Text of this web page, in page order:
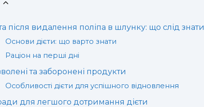
після видалення поліпа в шлунку: що слід знати
Основи дієти: що варто знати
Раціон на перші дні
та заборонені продукти
Особливості дієти для успішного відновлення
для легшого дотримання дієти